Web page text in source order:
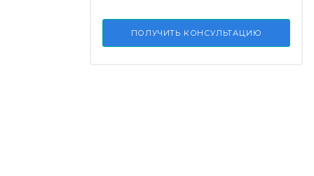
ПОЛУЧИТЬ КОНСУЛЬТАЦИЮ